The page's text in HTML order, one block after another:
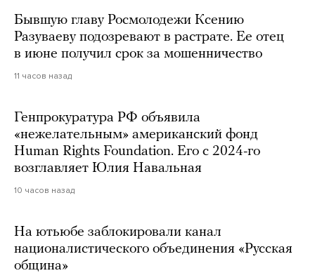
Бывшую главу Росмолодежи Ксению
Разуваеву подозревают в растрате. Ее отец
в июне получил срок за мошенничество
11 часов назад
Генпрокуратура РФ объявила
«нежелательным» американский фонд
Human Rights Foundation. Его с 2024-го
возглавляет Юлия Навальная
10 часов назад
На ютьюбе заблокировали канал
националистического объединения «Русская
община»